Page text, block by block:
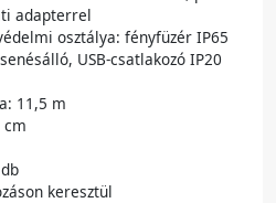
adapterrel
osztálya: fényfüzér IP65
USB-csatlakozó IP20
11,5 m
cm
keresztül